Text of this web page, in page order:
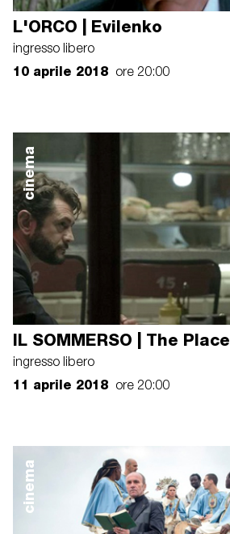
L'ORCO | Evilenko
ingresso libero
10 aprile 2018 ore 20:00
cinema
IL SOMMERSO | The Place
ingresso libero
11 aprile 2018 ore 20:00
cinema